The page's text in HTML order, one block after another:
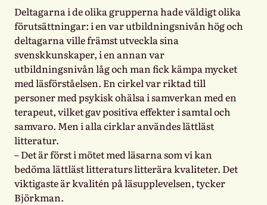
Deltagarna i de olika grupperna hade väldigt olika
förutsättningar: i en var utbildningsnivån hög och
deltagarna ville främst utveckla sina
svenskkunskaper, i en annan var
utbildningsnivån låg och man fick kämpa mycket
med läsförståelsen. En cirkel var riktad till
personer med psykisk ohälsa i samverkan med en
terapeut, vilket gav positiva effekter i samtal och
samvaro. Men i alla cirklar användes lättläst
litteratur.
– Det är först i mötet med läsarna som vi kan
bedöma lättläst litteraturs litterära kvaliteter. Det
viktigaste är kvalitén på läsupplevelsen, tycker
Björkman.